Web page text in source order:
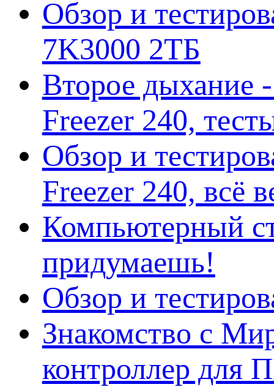
Обзор и
7K3000 2ТБ
Второе дыхание
Freezer 240,
Обзор и
Freezer 240, всё
Компьютерный
придумаешь!
Обзор и
Знакомство с
контроллер для